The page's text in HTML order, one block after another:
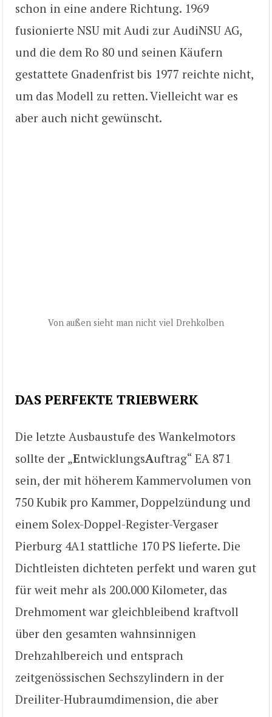
schon in eine andere Richtung. 1969
fusionierte NSU mit Audi zur AudiNSU AG,
und die dem Ro 80 und seinen Käufern
gestattete Gnadenfrist bis 1977 reichte nicht,
um das Modell zu retten. Vielleicht war es
aber auch nicht gewünscht.
Von außen sieht man nicht viel Drehkolben
DAS PERFEKTE TRIEBWERK
Die letzte Ausbaustufe des Wankelmotors
sollte der „EntwicklungsAuftrag“ EA 871
sein, der mit höherem Kammervolumen von
750 Kubik pro Kammer, Doppelzündung und
einem Solex-Doppel-Register-Vergaser
Pierburg 4A1 stattliche 170 PS lieferte. Die
Dichtleisten dichteten perfekt und waren gut
für weit mehr als 200.000 Kilometer, das
Drehmoment war gleichbleibend kraftvoll
über den gesamten wahnsinnigen
Drehzahlbereich und entsprach
zeitgenössischen Sechszylindern in der
Dreiliter-Hubraumdimension, die aber